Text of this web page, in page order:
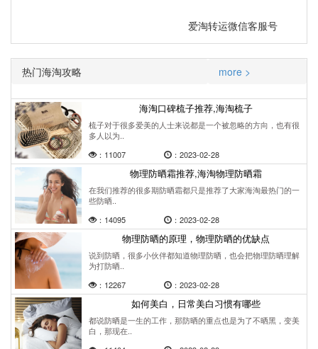
爱淘转运微信客服号
热门海淘攻略 more >
海淘口碑梳子推荐,海淘梳子
梳子对于很多爱美的人士来说都是一个被忽略的方向，也有很
多人以为..
：11007
：2023-02-28
物理防晒霜推荐,海淘物理防晒霜
在我们推荐的很多期防晒霜都只是推荐了大家海淘最热门的一
些防晒..
：14095
：2023-02-28
物理防晒的原理，物理防晒的优缺点
说到防晒，很多小伙伴都知道物理防晒，也会把物理防晒理解
为打防晒..
：12267
：2023-02-28
如何美白，日常美白习惯有哪些
都说防晒是一生的工作，那防晒的重点也是为了不晒黑，变美
白，那现在..